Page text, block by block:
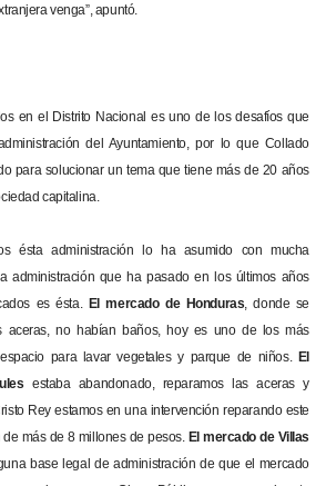
venga”, apuntó.
en el Distrito Nacional es uno de los desafíos que
del Ayuntamiento, por lo que Collado
para solucionar un tema que tiene más de 20 años
capitalina.
ésta administración lo ha asumido con mucha
administración que ha pasado en los últimos años
es ésta.
El mercado de Honduras , donde se
aceras, no habían baños, hoy es uno de los más
para lavar vegetales y parque de niños.
El
estaba abandonado, reparamos las aceras y
Rey estamos en una intervención reparando este
más de 8 millones de pesos. El mercado de Villas
base legal de administración de que el mercado